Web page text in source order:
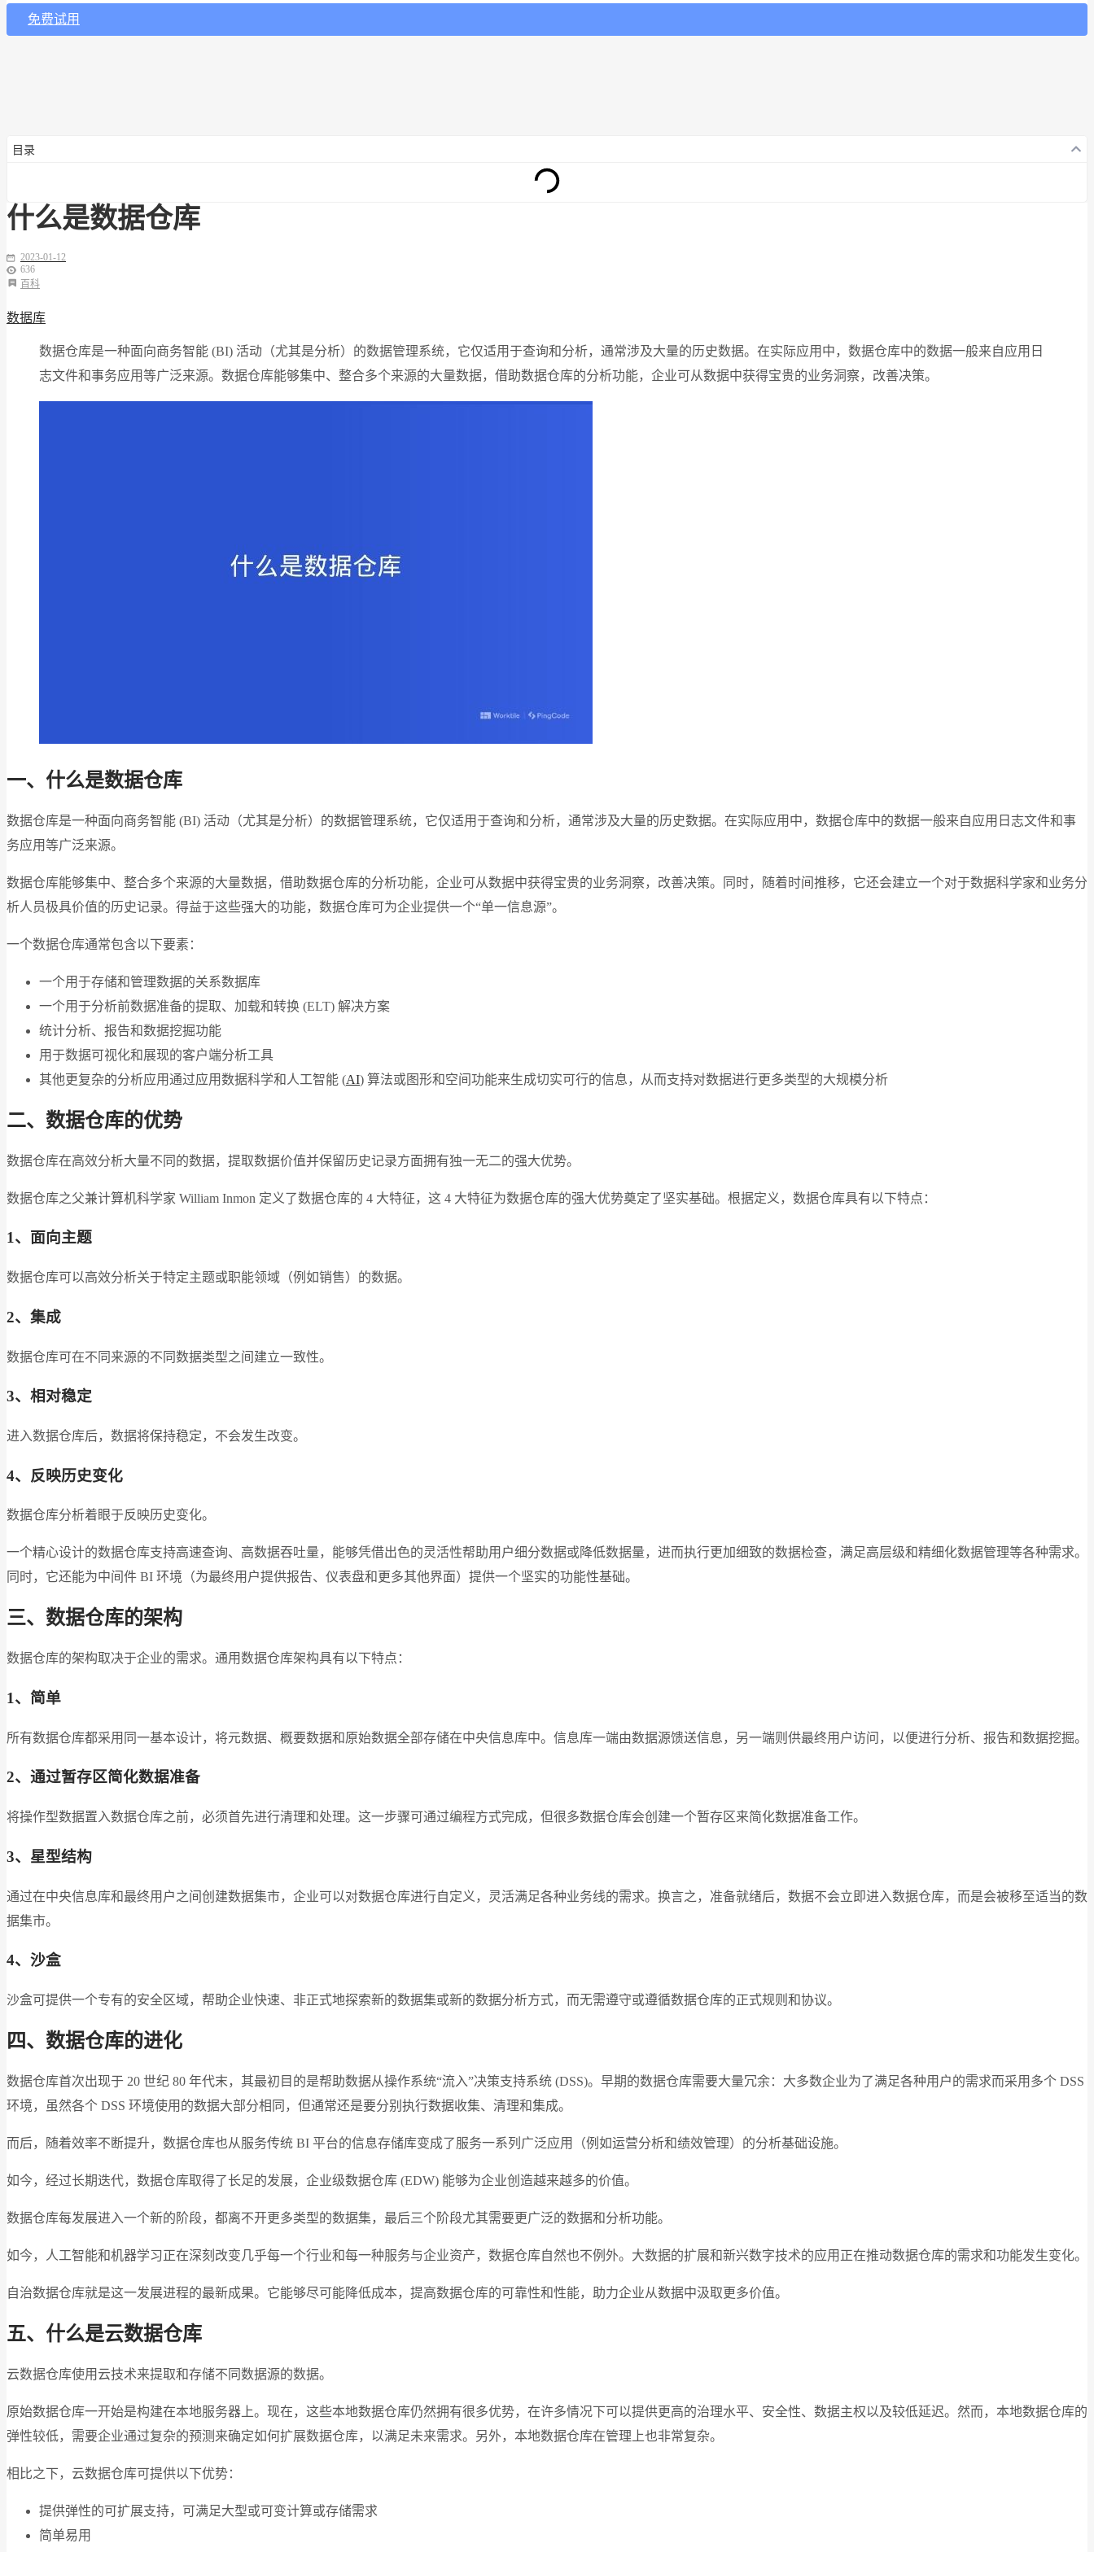
免费试用
目录
什么是数据仓库
2023-01-12
636
百科
数据库
数据仓库是一种面向商务智能 (BI) 活动（尤其是分析）的数据管理系统，它仅适用于查询和分析，通常涉及大量的历史数据。在实际应用中，数据仓库中的数据一般来自应用日
志文件和事务应用等广泛来源。数据仓库能够集中、整合多个来源的大量数据，借助数据仓库的分析功能，企业可从数据中获得宝贵的业务洞察，改善决策。
一、什么是数据仓库
数据仓库是一种面向商务智能 (BI) 活动（尤其是分析）的数据管理系统，它仅适用于查询和分析，通常涉及大量的历史数据。在实际应用中，数据仓库中的数据一般来自应用日志文件和事
务应用等广泛来源。
数据仓库能够集中、整合多个来源的大量数据，借助数据仓库的分析功能，企业可从数据中获得宝贵的业务洞察，改善决策。同时，随着时间推移，它还会建立一个对于数据科学家和业务分
析人员极具价值的历史记录。得益于这些强大的功能，数据仓库可为企业提供一个“单一信息源”。
一个数据仓库通常包含以下要素：
一个用于存储和管理数据的关系数据库
一个用于分析前数据准备的提取、加载和转换 (ELT) 解决方案
统计分析、报告和数据挖掘功能
用于数据可视化和展现的客户端分析工具
其他更复杂的分析应用通过应用数据科学和人工智能 (AI) 算法或图形和空间功能来生成切实可行的信息，从而支持对数据进行更多类型的大规模分析
二、数据仓库的优势
数据仓库在高效分析大量不同的数据，提取数据价值并保留历史记录方面拥有独一无二的强大优势。
数据仓库之父兼计算机科学家 William Inmon 定义了数据仓库的 4 大特征，这 4 大特征为数据仓库的强大优势奠定了坚实基础。根据定义，数据仓库具有以下特点：
1、面向主题
数据仓库可以高效分析关于特定主题或职能领域（例如销售）的数据。
2、集成
数据仓库可在不同来源的不同数据类型之间建立一致性。
3、相对稳定
进入数据仓库后，数据将保持稳定，不会发生改变。
4、反映历史变化
数据仓库分析着眼于反映历史变化。
一个精心设计的数据仓库支持高速查询、高数据吞吐量，能够凭借出色的灵活性帮助用户细分数据或降低数据量，进而执行更加细致的数据检查，满足高层级和精细化数据管理等各种需求。
同时，它还能为中间件 BI 环境（为最终用户提供报告、仪表盘和更多其他界面）提供一个坚实的功能性基础。
三、数据仓库的架构
数据仓库的架构取决于企业的需求。通用数据仓库架构具有以下特点：
1、简单
所有数据仓库都采用同一基本设计，将元数据、概要数据和原始数据全部存储在中央信息库中。信息库一端由数据源馈送信息，另一端则供最终用户访问，以便进行分析、报告和数据挖掘。
2、通过暂存区简化数据准备
将操作型数据置入数据仓库之前，必须首先进行清理和处理。这一步骤可通过编程方式完成，但很多数据仓库会创建一个暂存区来简化数据准备工作。
3、星型结构
通过在中央信息库和最终用户之间创建数据集市，企业可以对数据仓库进行自定义，灵活满足各种业务线的需求。换言之，准备就绪后，数据不会立即进入数据仓库，而是会被移至适当的数
据集市。
4、沙盒
沙盒可提供一个专有的安全区域，帮助企业快速、非正式地探索新的数据集或新的数据分析方式，而无需遵守或遵循数据仓库的正式规则和协议。
四、数据仓库的进化
数据仓库首次出现于 20 世纪 80 年代末，其最初目的是帮助数据从操作系统“流入”决策支持系统 (DSS)。早期的数据仓库需要大量冗余：大多数企业为了满足各种用户的需求而采用多个 DSS
环境，虽然各个 DSS 环境使用的数据大部分相同，但通常还是要分别执行数据收集、清理和集成。
而后，随着效率不断提升，数据仓库也从服务传统 BI 平台的信息存储库变成了服务一系列广泛应用（例如运营分析和绩效管理）的分析基础设施。
如今，经过长期迭代，数据仓库取得了长足的发展，企业级数据仓库 (EDW) 能够为企业创造越来越多的价值。
数据仓库每发展进入一个新的阶段，都离不开更多类型的数据集，最后三个阶段尤其需要更广泛的数据和分析功能。
如今，人工智能和机器学习正在深刻改变几乎每一个行业和每一种服务与企业资产，数据仓库自然也不例外。大数据的扩展和新兴数字技术的应用正在推动数据仓库的需求和功能发生变化。
自治数据仓库就是这一发展进程的最新成果。它能够尽可能降低成本，提高数据仓库的可靠性和性能，助力企业从数据中汲取更多价值。
五、什么是云数据仓库
云数据仓库使用云技术来提取和存储不同数据源的数据。
原始数据仓库一开始是构建在本地服务器上。现在，这些本地数据仓库仍然拥有很多优势，在许多情况下可以提供更高的治理水平、安全性、数据主权以及较低延迟。然而，本地数据仓库的
弹性较低，需要企业通过复杂的预测来确定如何扩展数据仓库，以满足未来需求。另外，本地数据仓库在管理上也非常复杂。
相比之下，云数据仓库可提供以下优势：
提供弹性的可扩展支持，可满足大型或可变计算或存储需求
简单易用